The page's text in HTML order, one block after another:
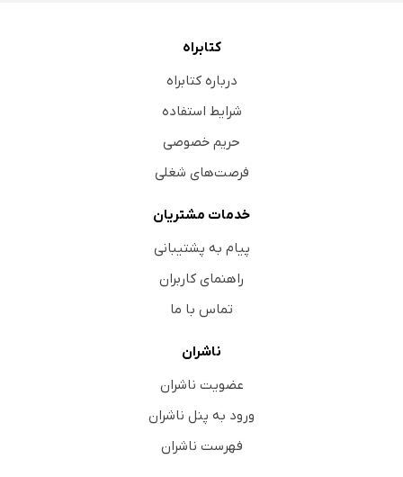
کتابراه
درباره کتابراه
شرایط استفاده
حریم خصوصی
فرصت‌های شغلی
خدمات مشتریان
پیام به پشتیبانی
راهنمای کاربران
تماس با ما
ناشران
عضویت ناشران
ورود به پنل ناشران
فهرست ناشران